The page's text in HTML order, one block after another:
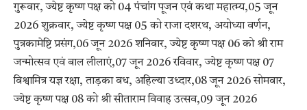
गुरूवार, ज्येष्ट कृष्ण पक्ष को 04 पंचांग पूजन एवं कथा महात्म्य,05 जून
2026 शुक्रवार, ज्येष्ट कृष्ण पक्ष 05 को राजा दशरथ, अयोध्या वर्णन,
पुत्रकामेष्टि प्रसंग,06 जून 2026 शनिवार, ज्येष्ट कृष्ण पक्ष 06 को श्री राम
जन्मोत्सव एवं बाल लीलाएं,07 जून 2026 रविवार, ज्येष्ट कृष्ण पक्ष 07
विश्वामित्र यज्ञ रक्षा, ताड़का वध, अहिल्या उध्दार,08 जून 2026 सोमवार,
ज्येष्ट कृष्ण पक्ष 08 को श्री सीताराम विवाह उत्सव,09 जून 2026